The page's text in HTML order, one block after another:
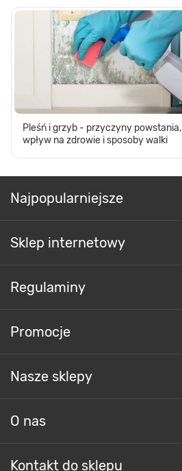
Pleśń i grzyb - przyczyny powstania,
wpływ na zdrowie i sposoby walki
Najpopularniejsze
Sklep internetowy
Regulaminy
Promocje
Nasze sklepy
O nas
Kontakt do sklepu